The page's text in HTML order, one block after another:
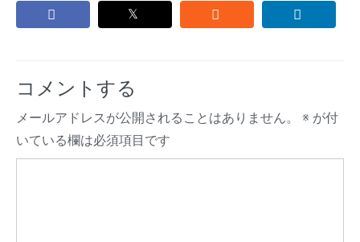
コメントする
メールアドレスが公開されることはありません。 ※ が付
いている欄は必須項目です